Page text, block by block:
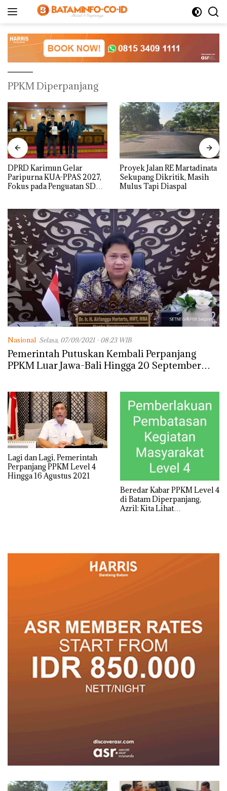
PPKM Diperpanjang
DPRD Karimun Gelar
Paripurna KUA-PPAS 2027,
Fokus pada Penguatan SDM,
Proyek Jalan RE Martadinata
Sekupang Dikritik, Masih
Mulus Tapi Diaspal
Nasional Selasa, 07/09/2021 - 08:23 WIB
Pemerintah Putuskan Kembali Perpanjang
PPKM Luar Jawa-Bali Hingga 20 September
Lagi dan Lagi, Pemerintah
Perpanjang PPKM Level 4
Hingga 16 Agustus 2021
Beredar Kabar PPKM Level 4
di Batam Diperpanjang,
Azril: Kita Lihat